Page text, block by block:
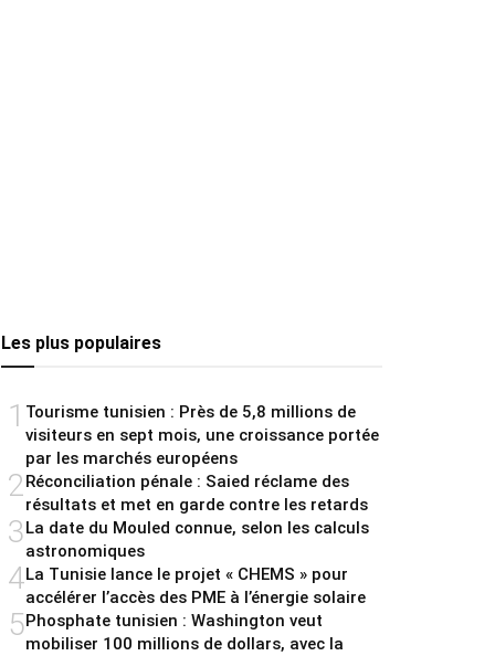
Les plus populaires
1 Tourisme tunisien : Près de 5,8 millions de
visiteurs en sept mois, une croissance portée
par les marchés européens
2Réconciliation pénale : Saied réclame des
résultats et met en garde contre les retards
3La date du Mouled connue, selon les calculs
astronomiques
4La Tunisie lance le projet « CHEMS » pour
accélérer l’accès des PME à l’énergie solaire
5Phosphate tunisien : Washington veut
mobiliser 100 millions de dollars, avec la